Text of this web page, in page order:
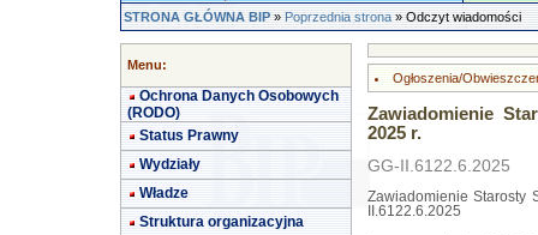
STRONA GŁÓWNA BIP»Poprzednia strona» Odczyt wiadomości
Menu:
Ochrona Danych Osobowych
(RODO)
Status Prawny
Wydziały
Władze
Struktura organizacyjna
Ogłoszenia/
Zawiadomienie
2025 r.
GG-II.6122.6.2025
Zawiadomienie Starosty
II.6122.6.2025